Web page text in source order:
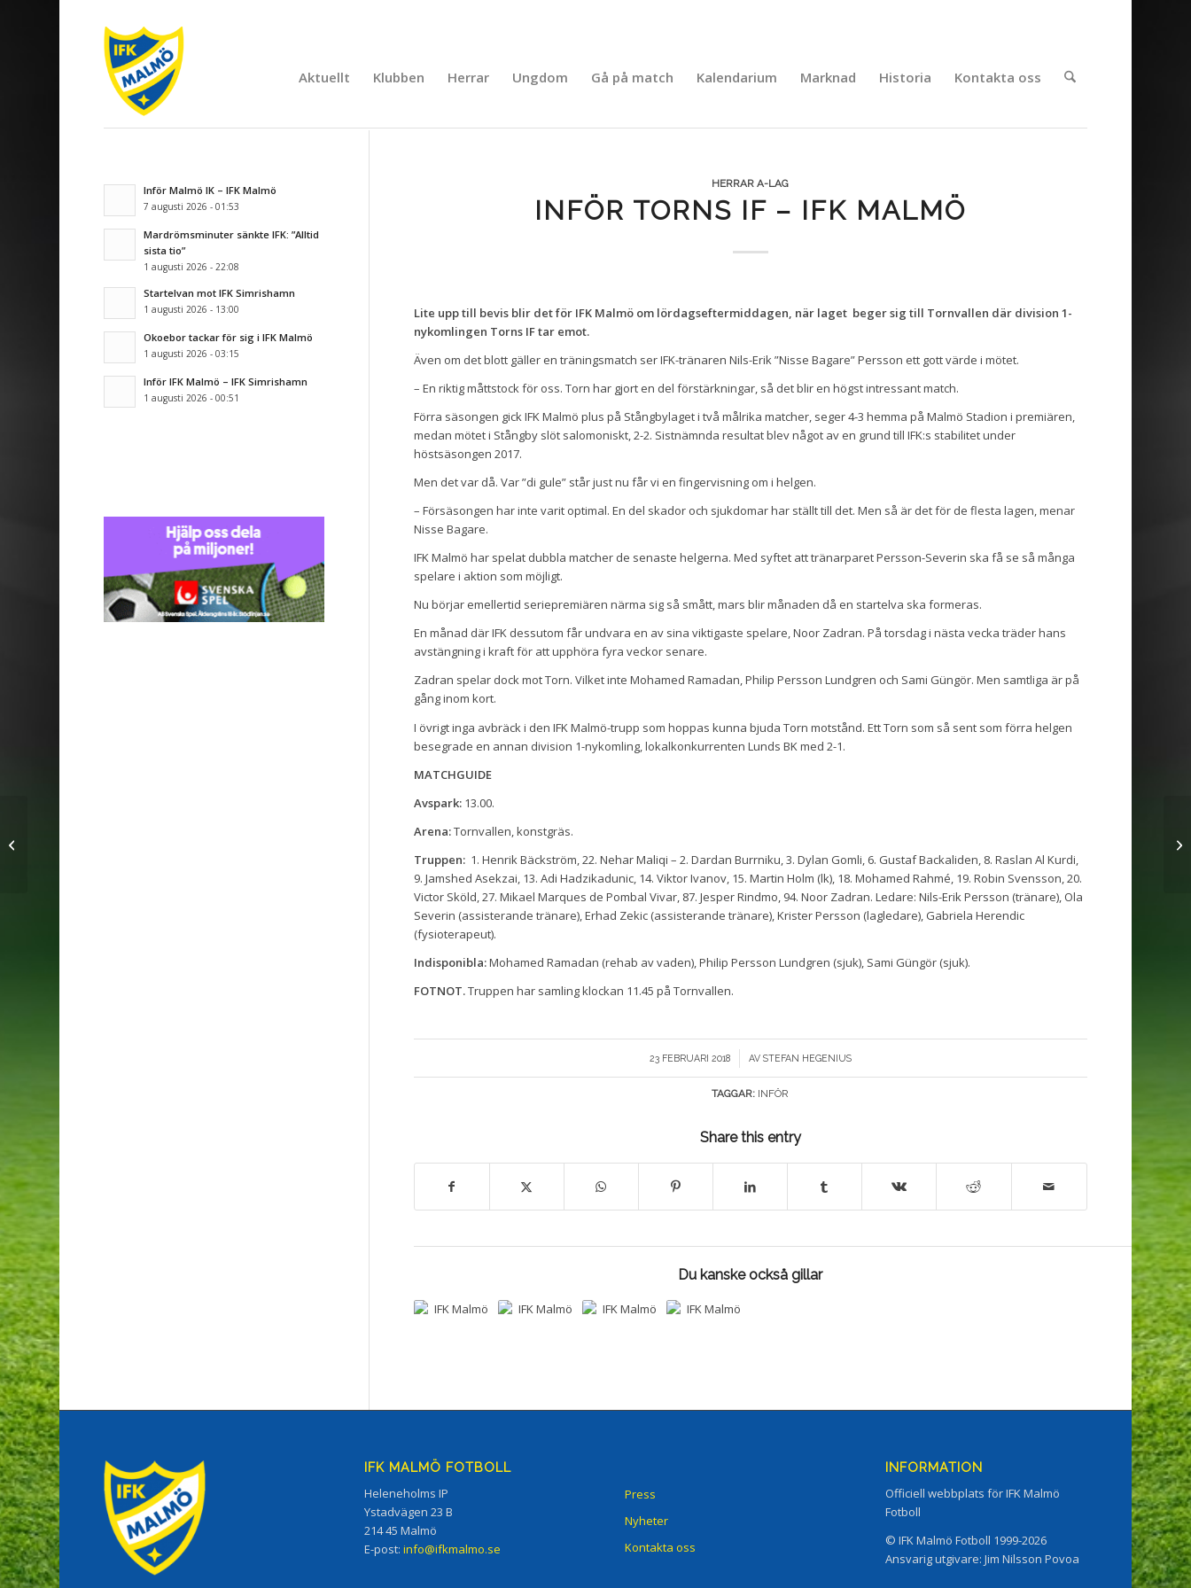
Aktuellt Klubben Herrar Ungdom Gå på match Kalendarium Marknad Historia Kontakta oss
HERRAR A-LAG
INFÖR TORNS IF – IFK MALMÖ
Lite upp till bevis blir det för IFK Malmö om lördagseftermiddagen, när laget beger sig till Tornvallen där division 1-
nykomlingen Torns IF tar emot.
Även om det blott gäller en träningsmatch ser IFK-tränaren Nils-Erik ”Nisse Bagare” Persson ett gott värde i mötet.
– En riktig måttstock för oss. Torn har gjort en del förstärkningar, så det blir en högst intressant match.
Förra säsongen gick IFK Malmö plus på Stångbylaget i två målrika matcher, seger 4-3 hemma på Malmö Stadion i premiären,
medan mötet i Stångby slöt salomoniskt, 2-2. Sistnämnda resultat blev något av en grund till IFK:s stabilitet under
höstsäsongen 2017.
Men det var då. Var ”di gule” står just nu får vi en fingervisning om i helgen.
– Försäsongen har inte varit optimal. En del skador och sjukdomar har ställt till det. Men så är det för de flesta lagen, menar
Nisse Bagare.
IFK Malmö har spelat dubbla matcher de senaste helgerna. Med syftet att tränarparet Persson-Severin ska få se så många
spelare i aktion som möjligt.
Nu börjar emellertid seriepremiären närma sig så smått, mars blir månaden då en startelva ska formeras.
En månad där IFK dessutom får undvara en av sina viktigaste spelare, Noor Zadran. På torsdag i nästa vecka träder hans
avstängning i kraft för att upphöra fyra veckor senare.
Zadran spelar dock mot Torn. Vilket inte Mohamed Ramadan, Philip Persson Lundgren och Sami Güngör. Men samtliga är på
gång inom kort.
I övrigt inga avbräck i den IFK Malmö-trupp som hoppas kunna bjuda Torn motstånd. Ett Torn som så sent som förra helgen
besegrade en annan division 1-nykomling, lokalkonkurrenten Lunds BK med 2-1.
MATCHGUIDE
Avspark:13.00.
Arena:Tornvallen, konstgräs.
Truppen:1. Henrik Bäckström, 22. Nehar Maliqi – 2. Dardan Burrniku, 3. Dylan Gomli, 6. Gustaf Backaliden, 8. Raslan Al Kurdi,
9. Jamshed Asekzai, 13. Adi Hadzikadunic, 14. Viktor Ivanov, 15. Martin Holm (lk), 18. Mohamed Rahmé, 19. Robin Svensson, 20.
Victor Sköld, 27. Mikael Marques de Pombal Vivar, 87. Jesper Rindmo, 94. Noor Zadran. Ledare: Nils-Erik Persson (tränare), Ola
Severin (assisterande tränare), Erhad Zekic (assisterande tränare), Krister Persson (lagledare), Gabriela Herendic
(fysioterapeut).
Indisponibla:Mohamed Ramadan (rehab av vaden), Philip Persson Lundgren (sjuk), Sami Güngör (sjuk).
FOTNOT.Truppen har samling klockan 11.45 på Tornvallen.
23 FEBRUARI 2018
/ AV STEFAN HEGENIUS
TAGGAR: INFÖR
Share this entry
Du kanske också gillar
Inför Malmö IK – IFK Malmö
7 augusti 2026 - 01:53
Mardrömsminuter sänkte IFK: ”Alltid
sista tio”
1 augusti 2026 - 22:08
Startelvan mot IFK Simrishamn
1 augusti 2026 - 13:00
Okoebor tackar för sig i IFK Malmö
1 augusti 2026 - 03:15
Inför IFK Malmö – IFK Simrishamn
1 augusti 2026 - 00:51
IFK MALMÖ FOTBOLL
Heleneholms IP
Ystadvägen 23 B
214 45 Malmö
E-post:info@ifkmalmo.se
Press
Nyheter
Kontakta oss
INFORMATION
Officiell webbplats för IFK Malmö
Fotboll
© IFK Malmö Fotboll 1999-2026
Ansvarig utgivare: Jim Nilsson Povoa